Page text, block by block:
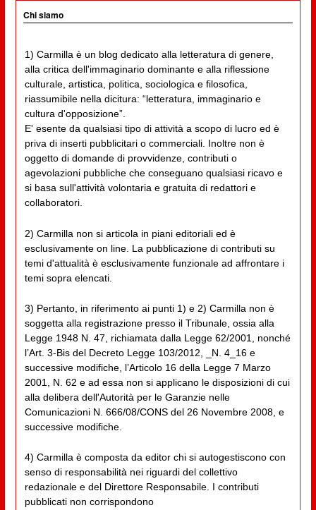
Chi siamo
1) Carmilla è un blog dedicato alla letteratura di genere,
alla critica dell'immaginario dominante e alla riflessione
culturale, artistica, politica, sociologica e filosofica,
riassumibile nella dicitura: “letteratura, immaginario e
cultura d'opposizione”.
E' esente da qualsiasi tipo di attività a scopo di lucro ed è
priva di inserti pubblicitari o commerciali. Inoltre non è
oggetto di domande di provvidenze, contributi o
agevolazioni pubbliche che conseguano qualsiasi ricavo e
si basa sull'attività volontaria e gratuita di redattori e
collaboratori.
2) Carmilla non si articola in piani editoriali ed è
esclusivamente on line. La pubblicazione di contributi su
temi d'attualità è esclusivamente funzionale ad affrontare i
temi sopra elencati.
3) Pertanto, in riferimento ai punti 1) e 2) Carmilla non è
soggetta alla registrazione presso il Tribunale, ossia alla
Legge 1948 N. 47, richiamata dalla Legge 62/2001, nonché
l’Art. 3-Bis del Decreto Legge 103/2012, _N. 4_16 e
successive modifiche, l’Articolo 16 della Legge 7 Marzo
2001, N. 62 e ad essa non si applicano le disposizioni di cui
alla delibera dell'Autorità per le Garanzie nelle
Comunicazioni N. 666/08/CONS del 26 Novembre 2008, e
successive modifiche.
4) Carmilla è composta da editor chi si autogestiscono con
senso di responsabilità nei riguardi del collettivo
redazionale e del Direttore Responsabile. I contributi
pubblicati non corrispondono